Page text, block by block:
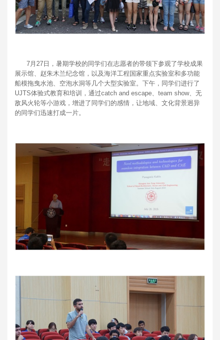
7月27日，暑期学校的同学们在志愿者的带领下参观了学校成果
展示馆、赵朱木兰纪念馆，以及海洋工程国家重点实验室和多功能
船模拖曳水池、空泡水洞等几个大型实验室。下午，同学们进行了
UJTS体验式教育和培训，通过catch and escape、team show、无
敌风火轮等小游戏，增进了同学们的感情，让地域、文化背景迥异
的同学们迅速打成一片。